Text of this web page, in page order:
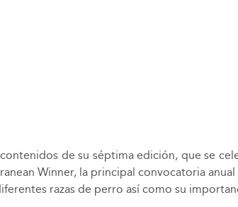
de su séptima edición, que se
Winner, la principal convocatoria
razas de perro así como su